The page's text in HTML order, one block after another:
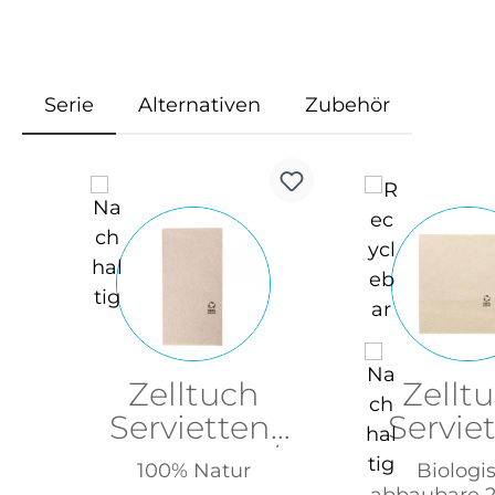
Serie Alternativen Zubehör
Produktgalerie überspringen
Zelltuch
Servietten,
40x40cm, 1/8
100% Natur